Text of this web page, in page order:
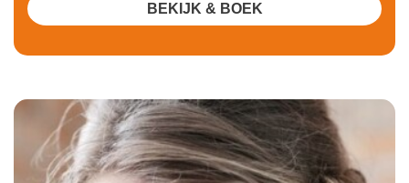
BEKIJK & BOEK